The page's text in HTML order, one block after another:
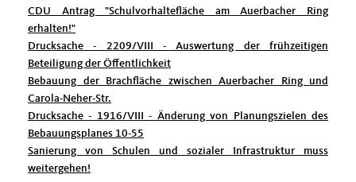
CDU Antrag "Schulvorhaltefläche am Auerbacher Ring
erhalten!"
Drucksache - 2209/VIII - Auswertung der frühzeitigen
Beteiligung der Öffentlichkeit
Bebauung der Brachfläche zwischen Auerbacher Ring und
Carola-Neher-Str.
Drucksache - 1916/VIII - Änderung von Planungszielen des
Bebauungsplanes 10-55
Sanierung von Schulen und sozialer Infrastruktur muss
weitergehen!